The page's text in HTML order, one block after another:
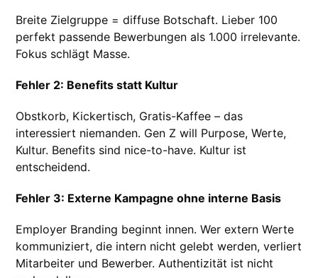
Breite Zielgruppe = diffuse Botschaft. Lieber 100
perfekt passende Bewerbungen als 1.000 irrelevante.
Fokus schlägt Masse.
Fehler 2: Benefits statt Kultur
Obstkorb, Kickertisch, Gratis-Kaffee – das
interessiert niemanden. Gen Z will Purpose, Werte,
Kultur. Benefits sind nice-to-have. Kultur ist
entscheidend.
Fehler 3: Externe Kampagne ohne interne Basis
Employer Branding beginnt innen. Wer extern Werte
kommuniziert, die intern nicht gelebt werden, verliert
Mitarbeiter und Bewerber. Authentizität ist nicht